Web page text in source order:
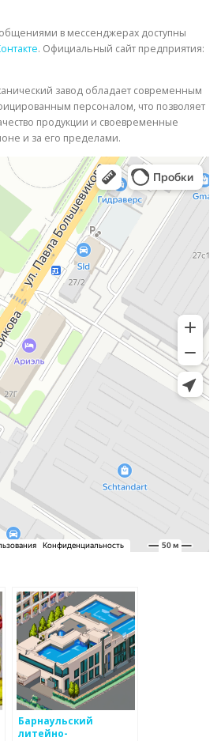
в мессенджерах доступны
. Официальный сайт предприятия:
завод обладает современным
персоналом, что позволяет
продукции и своевременные
и за его пределами.
Барнаульский
литейно-